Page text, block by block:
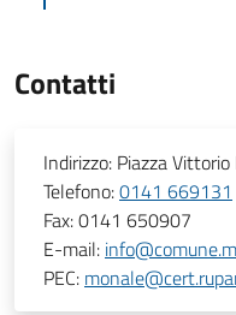
Contatti
Indirizzo: Piazza
Telefono:0141 669131
Fax:0141 650907
E-mail:
PEC: